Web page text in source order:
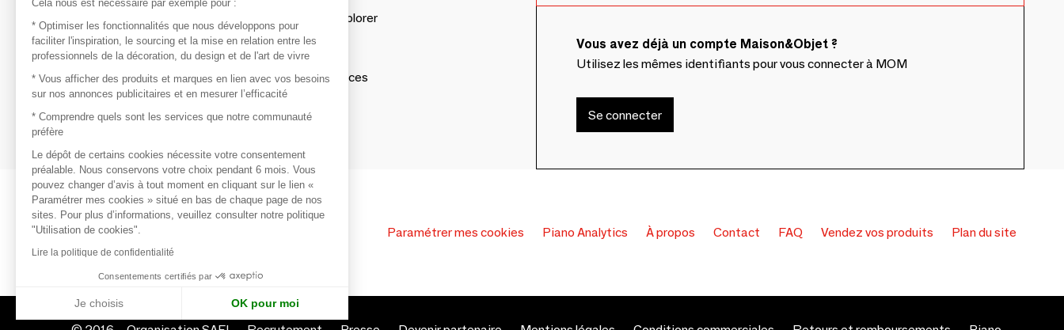
Les produits de milliers de fournisseurs à explorer
S'inspirer
Inspiration et sélections de produits tendances
Contacter
Vous avez déjà un compte Maison&Objet ?
Utilisez les mêmes identifiants pour vous connecter à MOM
Se connecter
Paramétrer mes cookies Piano Analytics À propos Contact FAQ Vendez vos produits Plan du site
Cela nous est nécessaire par exemple pour :
* Optimiser les fonctionnalités que nous développons pour
faciliter l'inspiration, le sourcing et la mise en relation entre les
professionnels de la décoration, du design et de l'art de vivre
* Vous afficher des produits et marques en lien avec vos besoins
sur nos annonces publicitaires et en mesurer l’efficacité
* Comprendre quels sont les services que notre communauté
préfère
Le dépôt de certains cookies nécessite votre consentement
préalable. Nous conservons votre choix pendant 6 mois. Vous
pouvez changer d’avis à tout moment en cliquant sur le lien «
Paramétrer mes cookies » situé en bas de chaque page de nos
sites. Pour plus d’informations, veuillez consulter notre politique
"Utilisation de cookies".
Lire la politique de confidentialité
Consentements certifiés par
Je choisis OK pour moi